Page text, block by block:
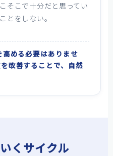
そこで十分だと思ってい
とをしない。
める必要はありませ
改善することで、自然
くサイクル